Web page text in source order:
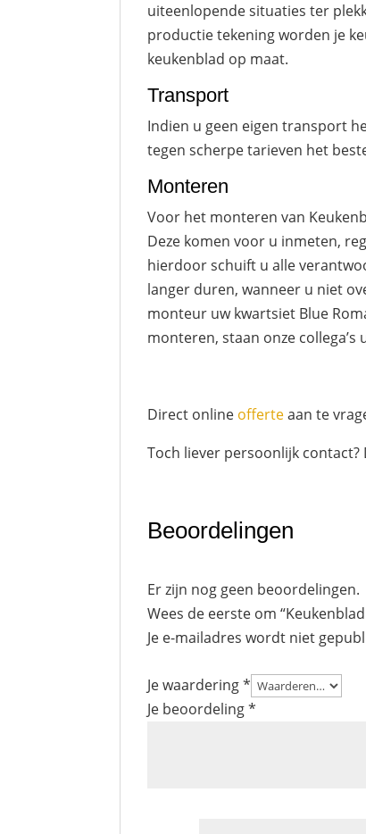
uiteenlopende situaties ter
productie tekening worden je
keukenblad op maat.
Transport
Indien u geen eigen transport
tegen scherpe tarieven het
Monteren
Voor het monteren van
Deze komen voor u inmeten,
hierdoor schuift u alle
langer duren, wanneer u niet
monteur uw kwartsiet Blue
monteren, staan onze collega’s
Direct online offerteaan te
Toch liever persoonlijk
Beoordelingen
Er zijn nog geen beoordelingen.
Wees de eerste om
Je e-mailadres wordt niet
Je waardering*
Je beoordeling*